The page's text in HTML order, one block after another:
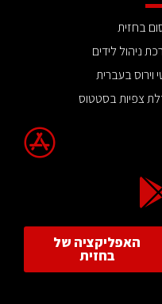
בחזית
ניהול לידים
וירוס בעברית
צפיות בסטטוס
האפליקציה של
בחזית